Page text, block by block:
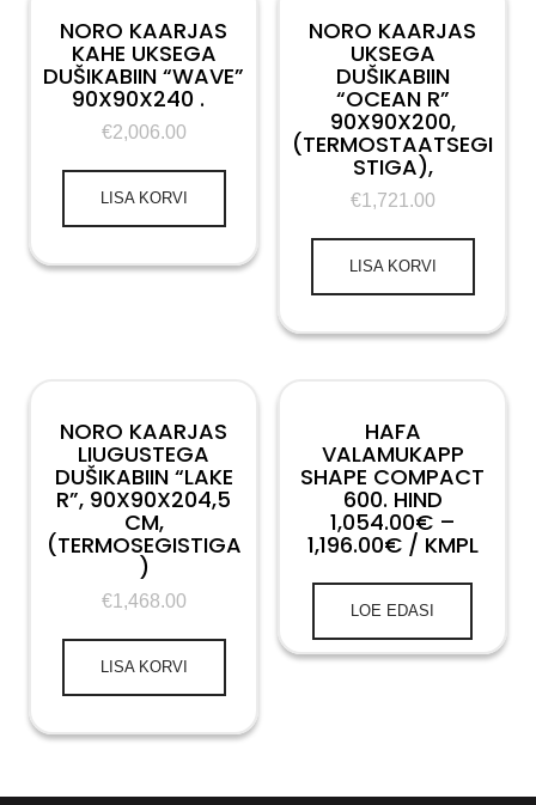
NORO KAARJAS
KAHE UKSEGA
DUŠIKABIIN “WAVE”
90X90X240 .
€2,006.00
LISA KORVI
NORO KAARJAS
UKSEGA
DUŠIKABIIN
“OCEAN R”
90X90X200,
(TERMOSTAATSEGI
STIGA),
€1,721.00
LISA KORVI
NORO KAARJAS
LIUGUSTEGA
DUŠIKABIIN “LAKE
R”, 90X90X204,5
CM,
(TERMOSEGISTIGA
)
€1,468.00
LISA KORVI
HAFA
VALAMUKAPP
SHAPE COMPACT
600. HIND
1,054.00€ –
1,196.00€ / KMPL
LOE EDASI